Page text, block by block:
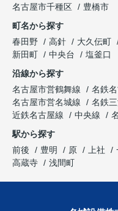
名古屋市千種区
豊橋市
町名から探す
春田野
高針 大久伝町
新田町
中央台
塩釜口
沿線から探す
名古屋市営鶴舞線
名鉄
名古屋市営名城線
名鉄
近鉄名古屋線
中央線
駅から探す
前後
豊明 原 上社
高蔵寺
浅間町